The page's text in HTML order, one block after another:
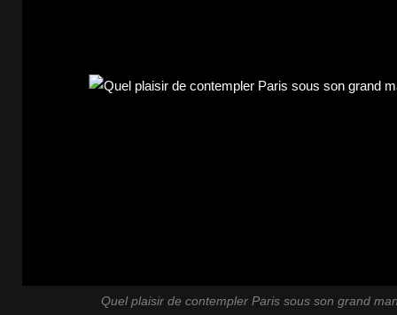
Quel plaisir de contempler Paris sous son grand